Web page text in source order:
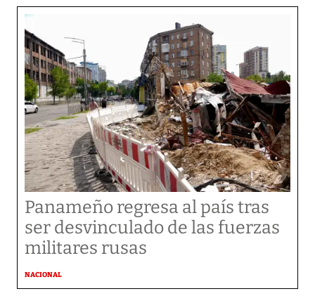
Panameño regresa al país tras
ser desvinculado de las fuerzas
militares rusas
NACIONAL